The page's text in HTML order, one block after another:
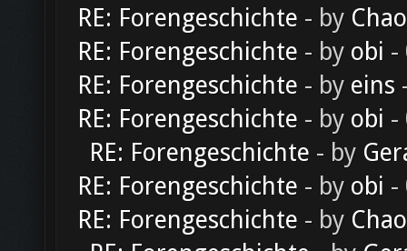
RE: Forengeschichte - by
RE: Forengeschichte - by obi -
RE: Forengeschichte - by eins
RE: Forengeschichte - by obi -
RE: Forengeschichte - by
RE: Forengeschichte - by obi -
RE: Forengeschichte - by